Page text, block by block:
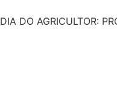
DIA DO AGRICULTOR: